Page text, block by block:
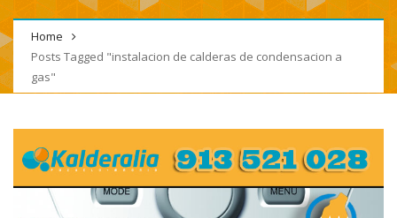
Home
Posts Tagged "instalacion de calderas de condensacion a
gas"